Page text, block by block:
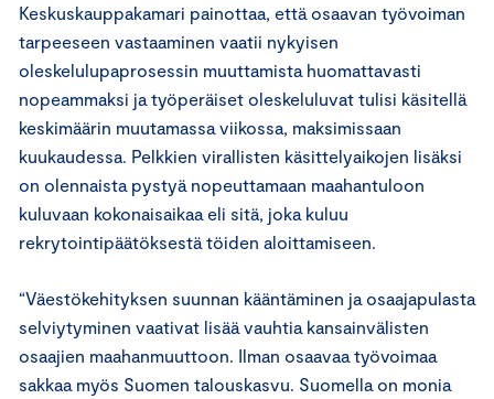
Keskuskauppakamari painottaa, että osaavan työvoiman
tarpeeseen vastaaminen vaatii nykyisen
oleskelulupaprosessin muuttamista huomattavasti
nopeammaksi ja työperäiset oleskeluluvat tulisi käsitellä
keskimäärin muutamassa viikossa, maksimissaan
kuukaudessa. Pelkkien virallisten käsittelyaikojen lisäksi
on olennaista pystyä nopeuttamaan maahantuloon
kuluvaan kokonaisaikaa eli sitä, joka kuluu
rekrytointipäätöksestä töiden aloittamiseen.
“Väestökehityksen suunnan kääntäminen ja osaajapulasta
selviytyminen vaativat lisää vauhtia kansainvälisten
osaajien maahanmuuttoon. Ilman osaavaa työvoimaa
sakkaa myös Suomen talouskasvu. Suomella on monia